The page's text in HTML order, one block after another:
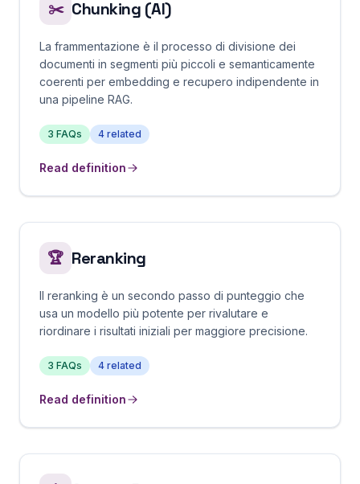
✂️ Chunking (AI)
La frammentazione è il processo di divisione dei
documenti in segmenti più piccoli e semanticamente
coerenti per embedding e recupero indipendente in
una pipeline RAG.
3 FAQs 4 related
Read definition
🏆 Reranking
Il reranking è un secondo passo di punteggio che
usa un modello più potente per rivalutare e
riordinare i risultati iniziali per maggiore precisione.
3 FAQs 4 related
Read definition